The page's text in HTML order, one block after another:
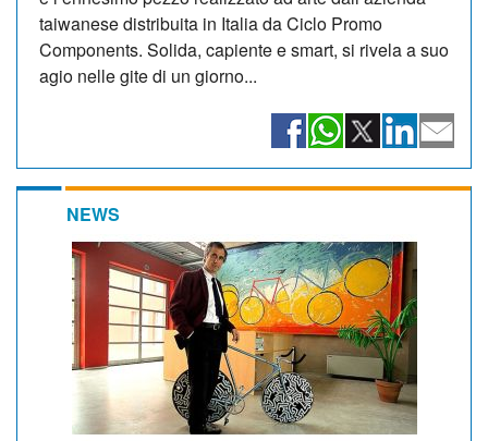
taiwanese distribuita in Italia da Ciclo Promo
Components. Solida, capiente e smart, si rivela a suo
agio nelle gite di un giorno...
NEWS